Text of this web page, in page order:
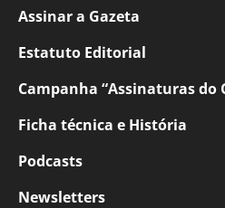
Assinar a Gazeta
Estatuto Editorial
Campanha “Assinaturas do
Ficha técnica e História
Podcasts
Newsletters